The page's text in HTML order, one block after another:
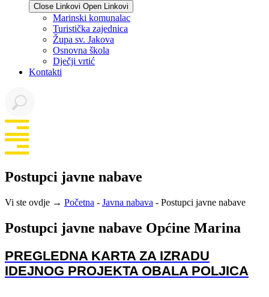
Close Linkovi Open Linkovi
Marinski komunalac
Turistička zajednica
Župa sv. Jakova
Osnovna škola
Dječji vrtić
Kontakti
Postupci javne nabave
Vi ste ovdje → Početna - Javna nabava - Postupci javne nabave
Postupci javne nabave Općine Marina
PREGLEDNA KARTA ZA IZRADU
IDEJNOG PROJEKTA OBALA POLJICA